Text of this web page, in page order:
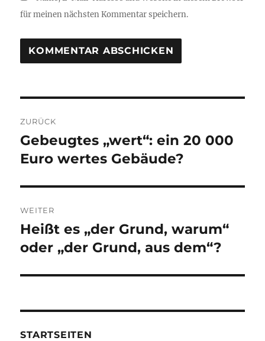
für meinen nächsten Kommentar speichern.
ZURÜCK
Vorheriger
Beitrag:
Gebeugtes „wert“: ein 20 000
Euro wertes Gebäude?
WEITER
Nächster
Beitrag:
Heißt es „der Grund, warum“
oder „der Grund, aus dem“?
STARTSEITEN